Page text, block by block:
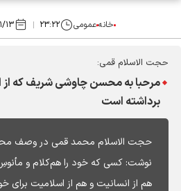
خانهعمومی ۲۳:۲۲
حجت الاسلام قمی:
مرحبا به محسن چاوشی شریف که از
برداشته است
حجت الاسلام محمد قمی در وصف
نوشت: کسی که خود را هم‌کلام و مأنوسِ
هم از انسانیت و هم از اسلامیت برای